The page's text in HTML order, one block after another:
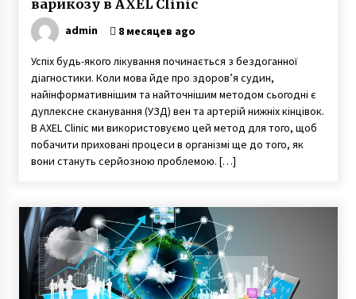
варикозу в AXEL Clinic
admin 8 месяцев ago
Успіх будь-якого лікування починається з бездоганної
діагностики. Коли мова йде про здоров’я судин,
найінформативнішим та найточнішим методом сьогодні є
дуплексне сканування (УЗД) вен та артерій нижніх кінцівок.
В AXEL Clinic ми використовуємо цей метод для того, щоб
побачити приховані процеси в організмі ще до того, як
вони стануть серйозною проблемою. […]